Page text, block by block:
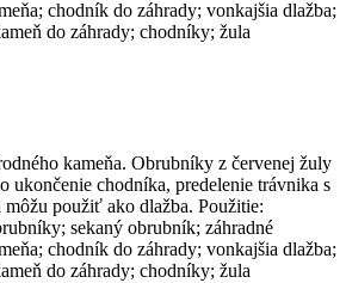
chodník do záhrady; vonkajšia dlažba;
do záhrady; chodníky; žula
kameňa. Obrubníky z červenej žuly
ukončenie chodníka, predelenie trávnika s
použiť ako dlažba. Použitie:
sekaný obrubník; záhradné
chodník do záhrady; vonkajšia dlažba;
do záhrady; chodníky; žula